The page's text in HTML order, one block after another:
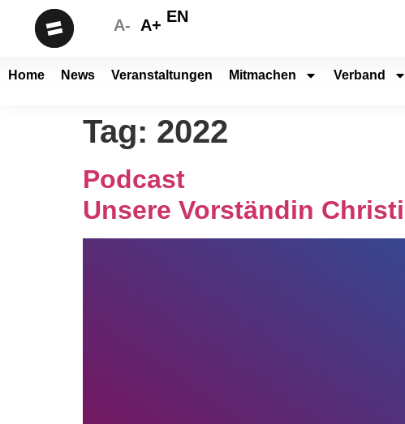
A- A+ EN
Home News Veranstaltungen Mitmachen Verband
Tag: 2022
Podcast
Unsere Vorständin